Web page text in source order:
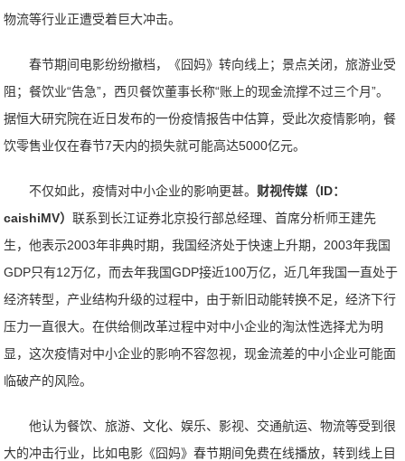
物流等行业正遭受着巨大冲击。
春节期间电影纷纷撤档，《囧妈》转向线上；景点关闭，旅游业受
阻；餐饮业“告急”，西贝餐饮董事长称“账上的现金流撑不过三个月”。
据恒大研究院在近日发布的一份疫情报告中估算，受此次疫情影响，餐
饮零售业仅在春节7天内的损失就可能高达5000亿元。
不仅如此，疫情对中小企业的影响更甚。 财视传媒（ID：
caishiMV）联系到长江证券北京投行部总经理、首席分析师王建先
生，他表示2003年非典时期，我国经济处于快速上升期，2003年我国
GDP只有12万亿，而去年我国GDP接近100万亿，近几年我国一直处于
经济转型，产业结构升级的过程中，由于新旧动能转换不足，经济下行
压力一直很大。在供给侧改革过程中对中小企业的淘汰性选择尤为明
显，这次疫情对中小企业的影响不容忽视，现金流差的中小企业可能面
临破产的风险。
他认为餐饮、旅游、文化、娱乐、影视、交通航运、物流等受到很
大的冲击行业，比如电影《囧妈》春节期间免费在线播放，转到线上目